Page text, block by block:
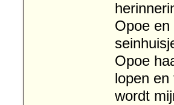
Opoe en
Opoe
lopen
wordt